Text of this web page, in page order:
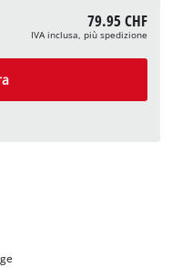
79.95 CHF
IVA inclusa, più spedizione